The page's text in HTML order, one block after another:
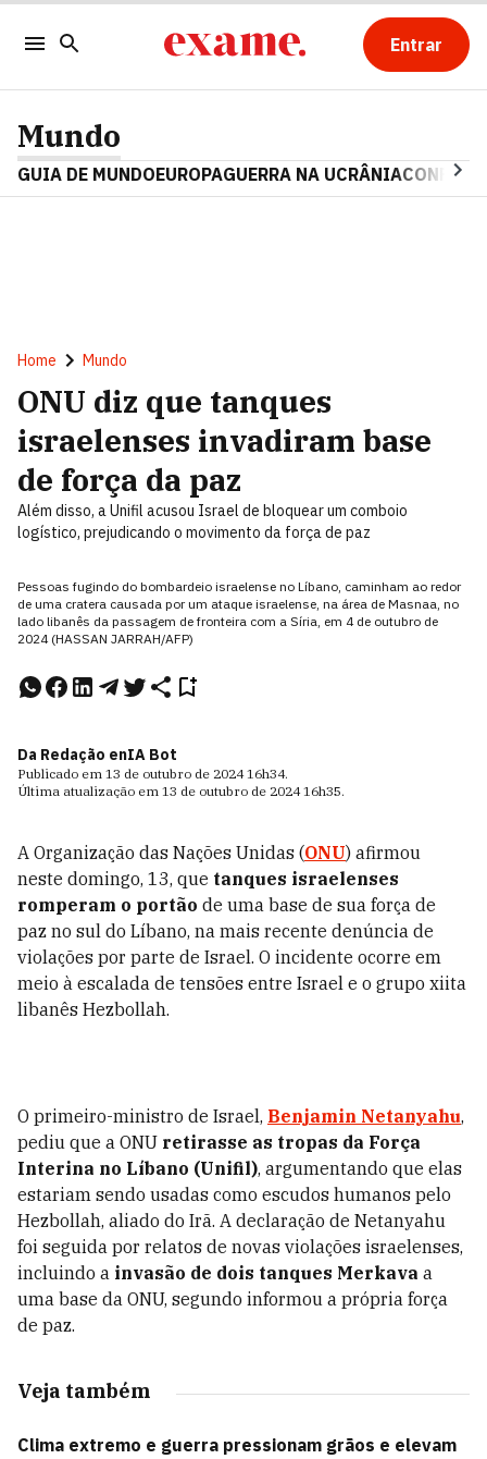
Entrar
Mundo
GUIA DE MUNDOEUROPAGUERRA NA UCRÂNIA
Home Mundo
ONU diz que tanques
israelenses invadiram base
de força da paz
Além disso, a Unifil acusou Israel de bloquear um comboio
logístico, prejudicando o movimento da força de paz
Pessoas fugindo do bombardeio israelense no Líbano, caminham ao redor
de uma cratera causada por um ataque israelense, na área de Masnaa, no
lado libanês da passagem de fronteira com a Síria, em 4 de outubro de
2024 (HASSAN JARRAH/AFP)
Da Redação enIA Bot
Publicado em 13 de outubro de 2024 16h34.
Última atualização em 13 de outubro de 2024 16h35.
A Organização das Nações Unidas (ONU) afirmou
neste domingo, 13, que tanques israelenses
romperam o portão de uma base de sua força de
paz no sul do Líbano, na mais recente denúncia de
violações por parte de Israel. O incidente ocorre em
meio à escalada de tensões entre Israel e o grupo xiita
libanês Hezbollah.
O primeiro-ministro de Israel, Benjamin Netanyahu,
pediu que a ONU retirasse as tropas da Força
Interina no Líbano (Unifil), argumentando que elas
estariam sendo usadas como escudos humanos pelo
Hezbollah, aliado do Irã. A declaração de Netanyahu
foi seguida por relatos de novas violações israelenses,
incluindo a invasão de dois tanques Merkava a
uma base da ONU, segundo informou a própria força
de paz.
Veja também
Clima extremo e guerra pressionam grãos e elevam